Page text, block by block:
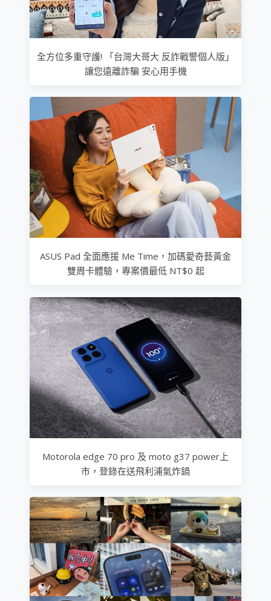
全方位多重守護! 「台灣大哥大 反詐戰警個人版」
讓您遠離詐騙 安心用手機
ASUS Pad 全面應援 Me Time，加碼愛奇藝黃金
雙周卡體驗，專案價最低 NT$0 起
Motorola edge 70 pro 及 moto g37 power上
市，登錄在送飛利浦氣炸鍋